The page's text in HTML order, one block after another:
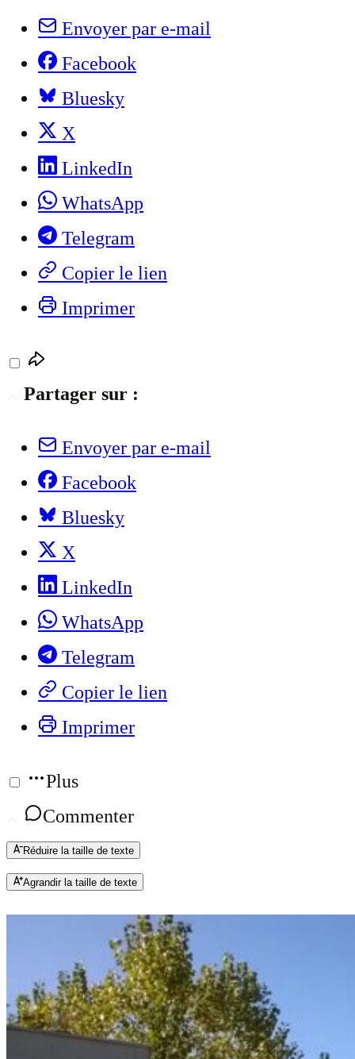
Envoyer par e-mail
Facebook
Bluesky
X
LinkedIn
WhatsApp
Telegram
Copier le lien
Imprimer
Partager sur :
Envoyer par e-mail
Facebook
Bluesky
X
LinkedIn
WhatsApp
Telegram
Copier le lien
Imprimer
Plus
Commenter
Réduire la taille de texte
Agrandir la taille de texte